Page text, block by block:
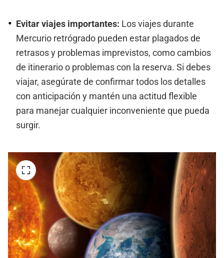
Evitar viajes importantes: Los viajes durante
Mercurio retrógrado pueden estar plagados de
retrasos y problemas imprevistos, como cambios
de itinerario o problemas con la reserva. Si debes
viajar, asegúrate de confirmar todos los detalles
con anticipación y mantén una actitud flexible
para manejar cualquier inconveniente que pueda
surgir.